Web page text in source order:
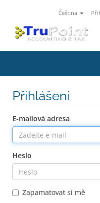
Čeština
Přihlášení
E-mailová adresa
Heslo
Zapamatovat si mě